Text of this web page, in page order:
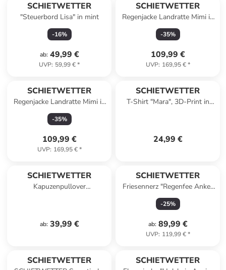
SCHIETWETTER
"Steuerbord Lisa" in mint
-16%
ab: 49,99 €
UVP: 59,99 €*
SCHIETWETTER
Regenjacke Landratte Mimi in
lime
-35%
109,99 €
UVP: 169,95 €*
SCHIETWETTER
Regenjacke Landratte Mimi in
white
-35%
109,99 €
UVP: 169,95 €*
SCHIETWETTER
T-Shirt "Mara", 3D-Print in
24,99 €
SCHIETWETTER
Kapuzenpullover
ab: 39,99 €
SCHIETWETTER
Friesennerz "Regenfee Anke"
in navy
-25%
ab: 89,99 €
UVP: 119,99 €*
SCHIETWETTER SCHIETWETTER